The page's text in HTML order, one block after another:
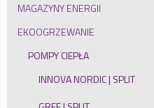
MAGAZYNY ENERGII
EKOOGRZEWANIE
POMPY CIEPŁA
INNOVA NORDIC | SPLIT